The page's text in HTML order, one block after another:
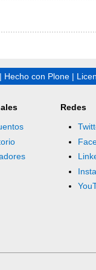
| Hecho con Plone |
Redes